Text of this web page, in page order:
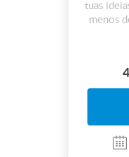
tuas
menos